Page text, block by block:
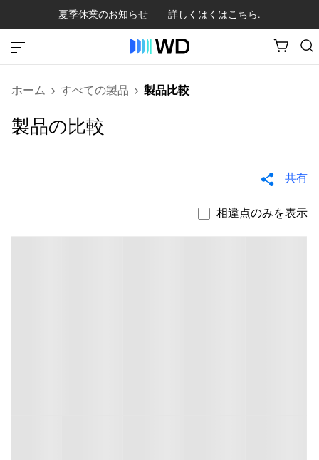
夏季休業のお知らせ 詳しくはくはこちら.
ホーム すべての製品 製品比較
製品の比較
共有
相違点のみを表示